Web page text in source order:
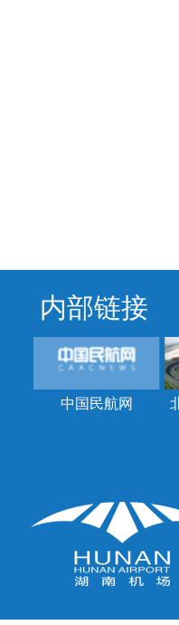
内部链接
中国民航网